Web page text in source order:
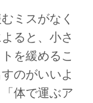
ミスがなく
ると、小さ
を緩めるこ
のがいいよ
体で運ぶア